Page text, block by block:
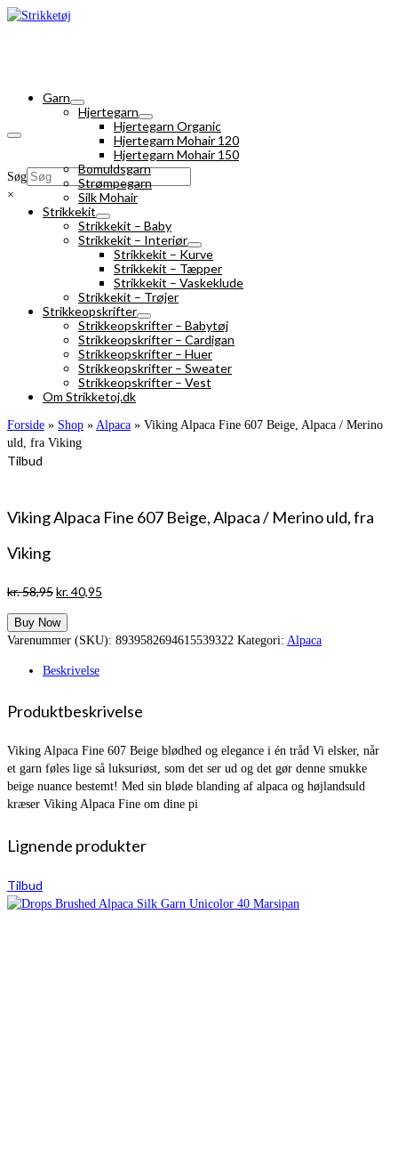
Søg
×
Garn
Hjertegarn
Hjertegarn Organic
Hjertegarn Mohair 120
Hjertegarn Mohair 150
Bomuldsgarn
Strømpegarn
Silk Mohair
Strikkekit
Strikkekit – Baby
Strikkekit – Interiør
Strikkekit – Kurve
Strikkekit – Tæpper
Strikkekit – Vaskeklude
Strikkekit – Trøjer
Strikkeopskrifter
Strikkeopskrifter – Babytøj
Strikkeopskrifter – Cardigan
Strikkeopskrifter – Huer
Strikkeopskrifter – Sweater
Strikkeopskrifter – Vest
Om Strikketoj.dk
Forside » Shop » Alpaca » Viking Alpaca Fine 607 Beige, Alpaca / Merino
uld, fra Viking
Tilbud
Viking Alpaca Fine 607 Beige, Alpaca / Merino uld, fra
Viking
kr.58,95Den
pris
var:
kr.40,95
er:
Buy Now
Varenummer (SKU): 8939582694615539322 Kategori: Alpaca
Beskrivelse
Produktbeskrivelse
Viking Alpaca Fine 607 Beige blødhed og elegance i én tråd Vi elsker, når
et garn føles lige så luksuriøst, som det ser ud og det gør denne smukke
beige nuance bestemt! Med sin bløde blanding af alpaca og højlandsuld
kræser Viking Alpaca Fine om dine pi
Lignende produkter
Tilbud